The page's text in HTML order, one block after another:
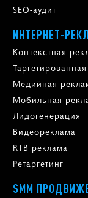
SEO-аудит
ИНТЕРНЕТ-
Контекстная
Медийная
Мобильная
Лидогенерация
Видеореклама
RTB реклама
Ретаргетинг
SMM